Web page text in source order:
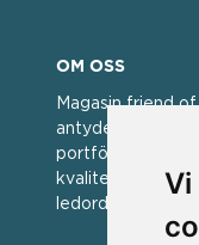
Vi
OM OSS
Magasin friend
antyder; en vän
portfölj med
kvalitet. För oss
ledorden och